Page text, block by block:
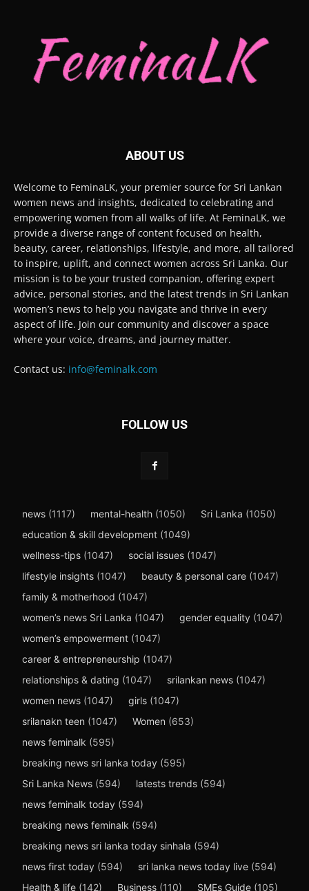
ABOUT US
Welcome to FeminaLK, your premier source for Sri Lankan
women news and insights, dedicated to celebrating and
empowering women from all walks of life. At FeminaLK, we
provide a diverse range of content focused on health,
beauty, career, relationships, lifestyle, and more, all tailored
to inspire, uplift, and connect women across Sri Lanka. Our
mission is to be your trusted companion, offering expert
advice, personal stories, and the latest trends in Sri Lankan
women’s news to help you navigate and thrive in every
aspect of life. Join our community and discover a space
where your voice, dreams, and journey matter.
Contact us: info@feminalk.com
FOLLOW US
news (1117) mental-health (1050) Sri Lanka (1050)
education & skill development (1049)
wellness-tips (1047) social issues (1047)
lifestyle insights (1047) beauty & personal care (1047)
family & motherhood (1047)
women’s news Sri Lanka (1047) gender equality (1047)
women’s empowerment (1047)
career & entrepreneurship (1047)
relationships & dating (1047) srilankan news (1047)
women news (1047) girls (1047)
srilanakn teen (1047) Women (653)
news feminalk (595)
breaking news sri lanka today (595)
Sri Lanka News (594) latests trends (594)
news feminalk today (594)
breaking news feminalk (594)
breaking news sri lanka today sinhala (594)
news first today (594) sri lanka news today live (594)
Health & life (142) Business (110) SMEs Guide (105)